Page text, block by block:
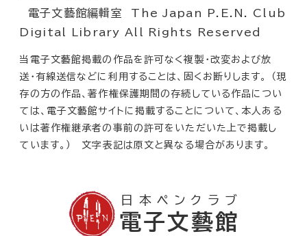
電子文藝館編輯室 The Japan P.E.N. Club
Digital Library All Rights Reserved
当電子文藝館掲載の作品を許可なく複製・改変および放
送・有線送信などに利用することは、固くお断りします。 （現
存の方の作品、著作権保護期間の存続している作品につい
ては、電子文藝館サイトに掲載することについて、本人ある
いは著作権継承者の事前の許可をいただいた上で掲載し
ています。） 文字表記は原文と異なる場合があります。
日本ペンクラブ
電子文藝館